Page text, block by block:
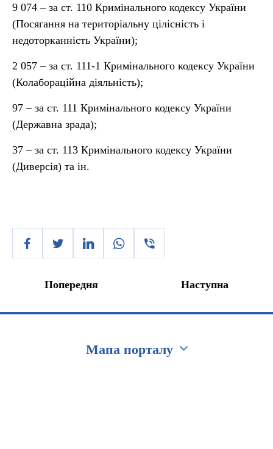
9 074 – за ст. 110 Кримінального кодексу України
(Посягання на територіальну цілісність і
недоторканність України);
2 057 – за ст. 111-1 Кримінального кодексу України
(Колабораційна діяльність);
97 – за ст. 111 Кримінального кодексу України
(Державна зрада);
37 – за ст. 113 Кримінального кодексу України
(Диверсія) та ін.
Попередня Наступна
Мапа порталу